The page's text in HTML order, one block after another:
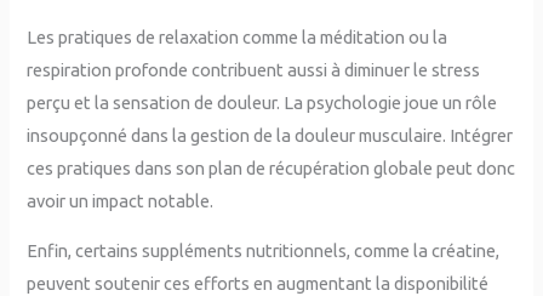
Les pratiques de relaxation comme la méditation ou la
respiration profonde contribuent aussi à diminuer le stress
perçu et la sensation de douleur. La psychologie joue un rôle
insoupçonné dans la gestion de la douleur musculaire. Intégrer
ces pratiques dans son plan de récupération globale peut donc
avoir un impact notable.
Enfin, certains suppléments nutritionnels, comme la créatine,
peuvent soutenir ces efforts en augmentant la disponibilité